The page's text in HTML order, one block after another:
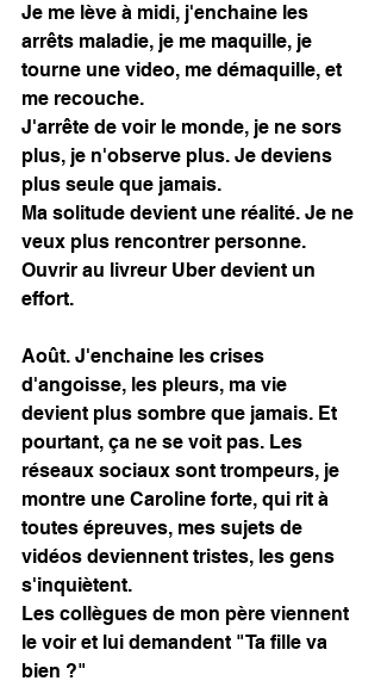
Je me lève à midi, j'enchaine les
arrêts maladie, je me maquille, je
tourne une video, me démaquille, et
me recouche.
J'arrête de voir le monde, je ne sors
plus, je n'observe plus. Je deviens
plus seule que jamais.
Ma solitude devient une réalité. Je ne
veux plus rencontrer personne.
Ouvrir au livreur Uber devient un
effort.
Août. J'enchaine les crises
d'angoisse, les pleurs, ma vie
devient plus sombre que jamais. Et
pourtant, ça ne se voit pas. Les
réseaux sociaux sont trompeurs, je
montre une Caroline forte, qui rit à
toutes épreuves, mes sujets de
vidéos deviennent tristes, les gens
s'inquiètent.
Les collègues de mon père viennent
le voir et lui demandent "Ta fille va
bien ?"